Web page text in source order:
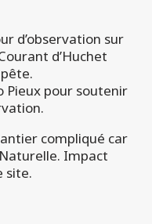
d’observation sur
d’Huchet
Pieux pour soutenir
compliqué car
Impact
site.